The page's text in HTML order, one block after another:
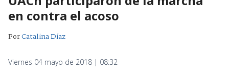
en contra el acoso
PorCatalina Díaz
Viernes 04 mayo de 2018 | 08:32